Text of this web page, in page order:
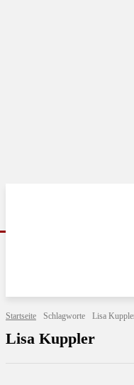
Startseite Schlagworte Lisa
Lisa Kuppler